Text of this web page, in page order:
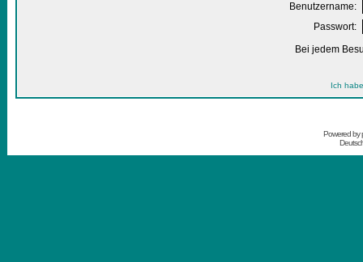
Benutzername:
Passwort:
Bei jedem
Ich
Powered by